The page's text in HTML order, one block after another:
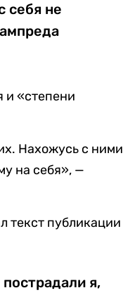
себя не
и «степени
Нахожусь с ними
на себя», —
текст публикации
я,